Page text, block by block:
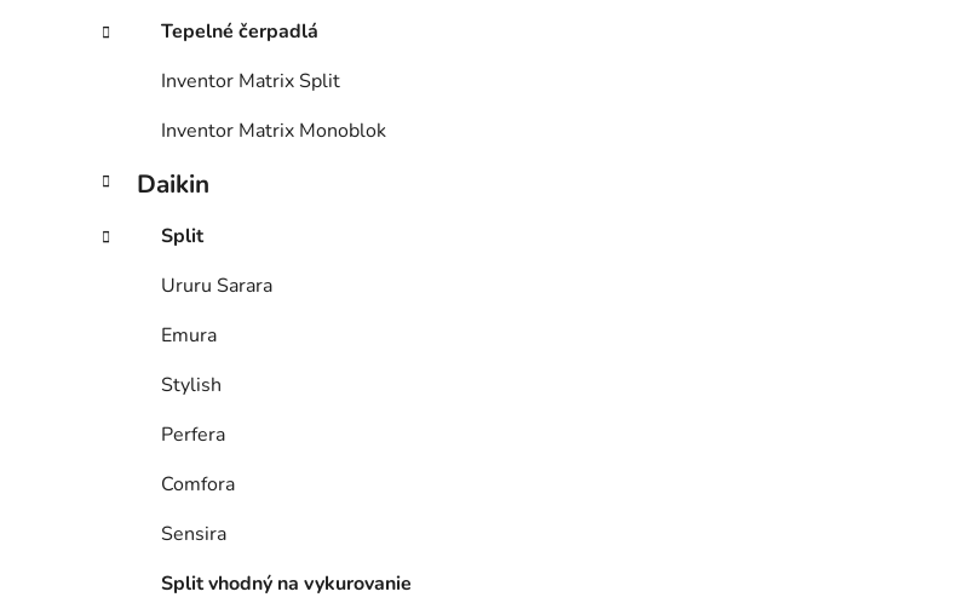
Tepelné čerpadlá
Inventor Matrix Split
Inventor Matrix Monoblok
Daikin
Split
Ururu Sarara
Emura
Stylish
Perfera
Comfora
Sensira
Split vhodný na vykurovanie